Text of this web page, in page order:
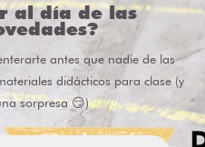
al día de las
antes que nadie de las
didácticos para clase (y
sorpresa 😏)